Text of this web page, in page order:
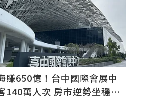
賺650億！台中國際會展中
140萬人次 房市逆勢坐穩交